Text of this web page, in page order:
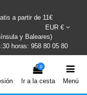
a partir de 11€
EUR €
y Baleares)
horas: 958 80 05 80
0
Ir a la cesta Menú